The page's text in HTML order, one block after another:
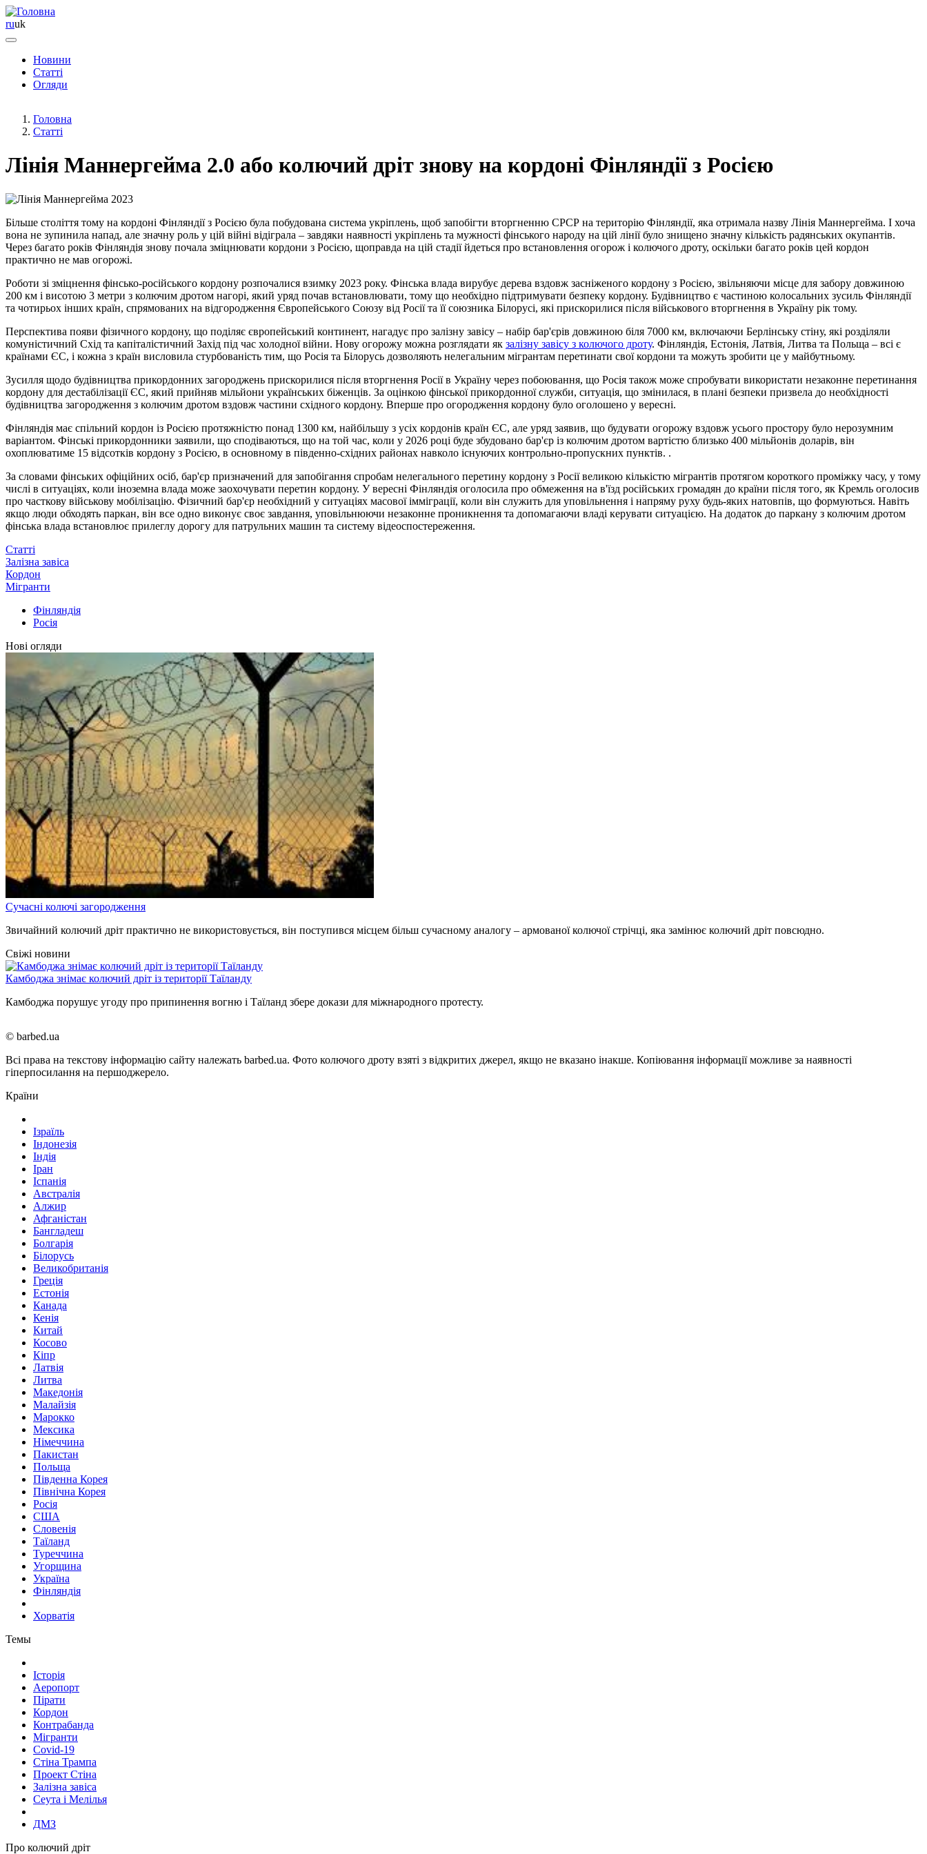
ruuk
Основная
навигация
Новини
Статті
Огляди
Головна
Статті
Лінія Маннергейма 2.0 або колючий дріт знову на кордоні Фінляндії з Росією
Більше століття тому на кордоні Фінляндії з Росією була побудована система укріплень, щоб запобігти вторгненню СРСР на територію Фінляндії, яка отримала назву Лінія Маннергейма. І хоча
вона не зупинила напад, але значну роль у цій війні відіграла – завдяки наявності укріплень та мужності фінського народу на цій лінії було знищено значну кількість радянських окупантів.
Через багато років Фінляндія знову почала зміцнювати кордони з Росією, щоправда на цій стадії йдеться про встановлення огорож і колючого дроту, оскільки багато років цей кордон
практично не мав огорожі.
Роботи зі зміцнення фінсько-російського кордону розпочалися взимку 2023 року. Фінська влада вирубує дерева вздовж засніженого кордону з Росією, звільняючи місце для забору довжиною
200 км і висотою 3 метри з колючим дротом нагорі, який уряд почав встановлювати, тому що необхідно підтримувати безпеку кордону. Будівництво є частиною колосальних зусиль Фінляндії
та чотирьох інших країн, спрямованих на відгородження Європейського Союзу від Росії та її союзника Білорусі, які прискорилися після військового вторгнення в Україну рік тому.
Перспектива появи фізичного кордону, що поділяє європейський континент, нагадує про залізну завісу – набір бар'єрів довжиною біля 7000 км, включаючи Берлінську стіну, які розділяли
комуністичний Схід та капіталістичний Захід під час холодної війни. Нову огорожу можна розглядати як залізну завісу з колючого дроту. Фінляндія, Естонія, Латвія, Литва та Польща – всі є
країнами ЄС, і кожна з країн висловила стурбованість тим, що Росія та Білорусь дозволяють нелегальним мігрантам перетинати свої кордони та можуть зробити це у майбутньому.
Зусилля щодо будівництва прикордонних загороджень прискорилися після вторгнення Росії в Україну через побоювання, що Росія також може спробувати використати незаконне перетинання
кордону для дестабілізації ЄС, який прийняв мільйони українських біженців. За оцінкою фінської прикордонної служби, ситуація, що змінилася, в плані безпеки призвела до необхідності
будівництва загородження з колючим дротом вздовж частини східного кордону. Вперше про огородження кордону було оголошено у вересні.
Фінляндія має спільний кордон із Росією протяжністю понад 1300 км, найбільшу з усіх кордонів країн ЄС, але уряд заявив, що будувати огорожу вздовж усього простору було нерозумним
варіантом. Фінські прикордонники заявили, що сподіваються, що на той час, коли у 2026 році буде збудовано бар'єр із колючим дротом вартістю близько 400 мільйонів доларів, він
охоплюватиме 15 відсотків кордону з Росією, в основному в південно-східних районах навколо існуючих контрольно-пропускних пунктів. .
За словами фінських офіційних осіб, бар'єр призначений для запобігання спробам нелегального перетину кордону з Росії великою кількістю мігрантів протягом короткого проміжку часу, у тому
числі в ситуаціях, коли іноземна влада може заохочувати перетин кордону. У вересні Фінляндія оголосила про обмеження на в'їзд російських громадян до країни після того, як Кремль оголосив
про часткову військову мобілізацію. Фізичний бар'єр необхідний у ситуаціях масової імміграції, коли він служить для уповільнення і напряму руху будь-яких натовпів, що формуються. Навіть
якщо люди обходять паркан, він все одно виконує своє завдання, уповільнюючи незаконне проникнення та допомагаючи владі керувати ситуацією. На додаток до паркану з колючим дротом
фінська влада встановлює прилеглу дорогу для патрульних машин та систему відеоспостереження.
Статті
Залізна завіса
Кордон
Мігранти
Фінляндія
Росія
Нові огляди
Сучасні колючі загородження
Звичайний колючий дріт практично не використовується, він поступився місцем більш сучасному аналогу – армованої колючої стрічці, яка замінює колючий дріт повсюдно.
Свіжі новини
Камбоджа знімає колючий дріт із території Таїланду
Камбоджа порушує угоду про припинення вогню і Таїланд збере докази для міжнародного протесту.
© barbed.ua
Всі права на текстову інформацію сайту належать barbed.ua. Фото колючого дроту взяті з відкритих джерел, якщо не вказано інакше. Копіювання інформації можливе за наявності
гіперпосилання на першоджерело.
Країни
Ізраїль
Індонезія
Індія
Іран
Іспанія
Австралія
Алжир
Афганістан
Бангладеш
Болгарія
Білорусь
Великобританія
Греція
Естонія
Канада
Кенія
Китай
Косово
Кіпр
Латвія
Литва
Македонія
Малайзія
Марокко
Мексика
Німеччина
Пакистан
Польща
Південна Корея
Північна Корея
Росія
США
Словенія
Таїланд
Туреччина
Угорщина
Україна
Фінляндія
Хорватія
Темы
Історія
Аеропорт
Пірати
Кордон
Контрабанда
Мігранти
Covid-19
Стіна Трампа
Проект Стіна
Залізна завіса
Сеута і Мелілья
ДМЗ
Про колючий дріт